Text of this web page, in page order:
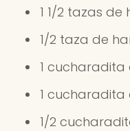
1 1/2 tazas
1/2 taza de
1
1
1/2